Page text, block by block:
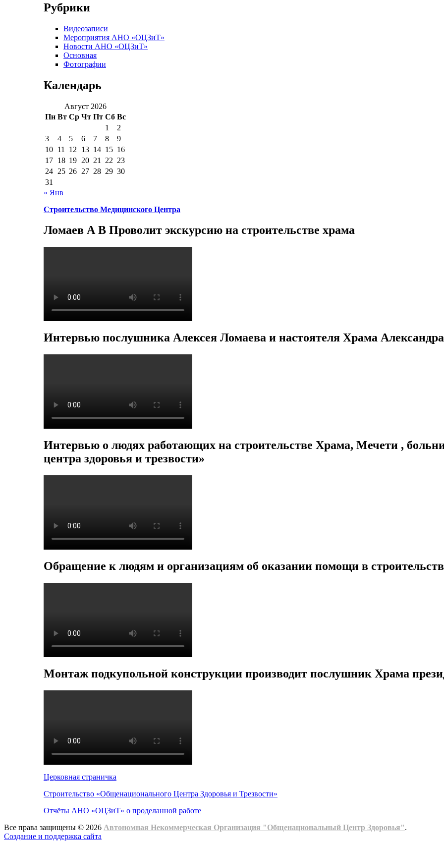
Рубрики
Видеозаписи
Мероприятия АНО «ОЦЗиТ»
Новости АНО «ОЦЗиТ»
Основная
Фотографии
Календарь
Август 2026
Пн Вт Ср Чт Пт Сб Вс
1
2
3
4 5 6 7 8
9
10 11 12 13 14 15 16
17 18 19 20 21 22 23
24 25 26 27 28 29 30
31
« Янв
Строительство Медицинского Центра
Ломаев А В Проволит экскурсию на строительстве храма
Интервью послушника Алексея Ломаева и настоятеля Храма
Интервью о людях работающих на строительстве Храма, Мечети ,
центра здоровья и трезвости»
Обращение к людям и организациям об оказании помощи в
Монтаж подкупольной конструкции производит послушник Храма
Церковная страничка
Строительство «Общенационального Центра Здоровья и Трезвости»
Отчёты АНО «ОЦЗиТ» о проделанной работе
Все права защищены © 2026 Автономная Некоммерческая Организация "Общенациональный Центр Здоровья".
Создание и поддержка сайта